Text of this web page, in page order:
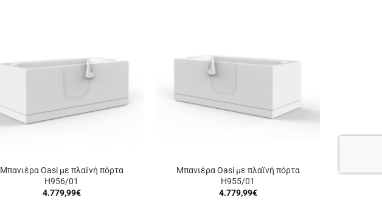
Μπανιέρα Oasi με πλαϊνή πόρτα
H956/01
4.779,99€
Μπανιέρα Oasi με πλαϊνή πόρτα
H955/01
4.779,99€